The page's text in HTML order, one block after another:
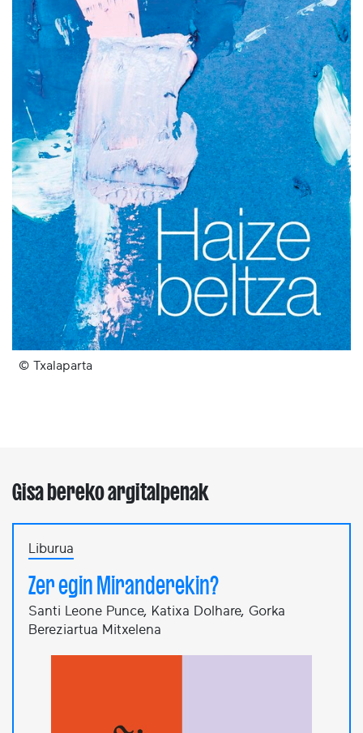
© Txalaparta
Gisa bereko argitalpenak
Liburua
Zer egin Miranderekin?
Santi Leone Punce, Katixa Dolhare, Gorka
Bereziartua Mitxelena